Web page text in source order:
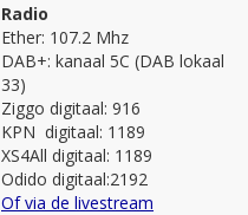
Radio
Ether: 107.2 Mhz
DAB+: kanaal 5C (DAB lokaal
33)
Ziggo digitaal: 916
KPN digitaal: 1189
XS4All digitaal: 1189
Odido digitaal:2192
Of via de livestream